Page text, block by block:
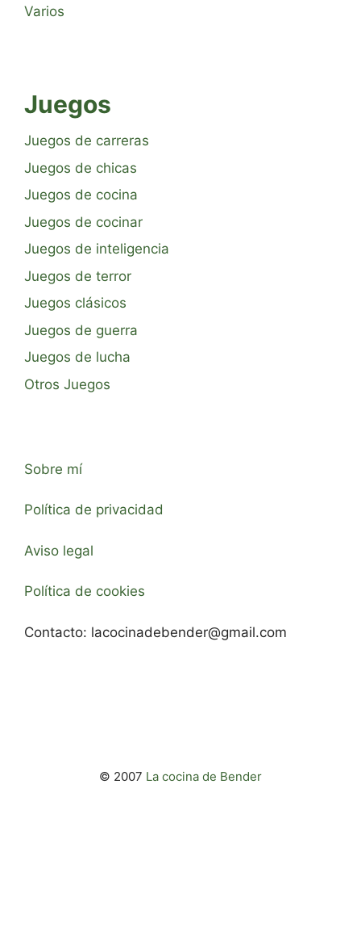
Varios
Juegos
Juegos de carreras
Juegos de chicas
Juegos de cocina
Juegos de cocinar
Juegos de inteligencia
Juegos de terror
Juegos clásicos
Juegos de guerra
Juegos de lucha
Otros Juegos
Sobre mí
Política de privacidad
Aviso legal
Política de cookies
Contacto: lacocinadebender@gmail.com
© 2007 La cocina de Bender